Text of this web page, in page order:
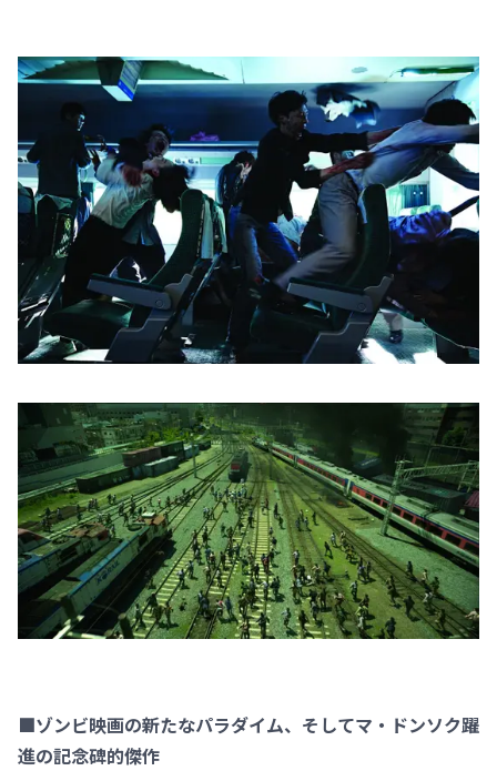
■ゾンビ映画の新たなパラダイム、そしてマ・ドンソク躍
進の記念碑的傑作